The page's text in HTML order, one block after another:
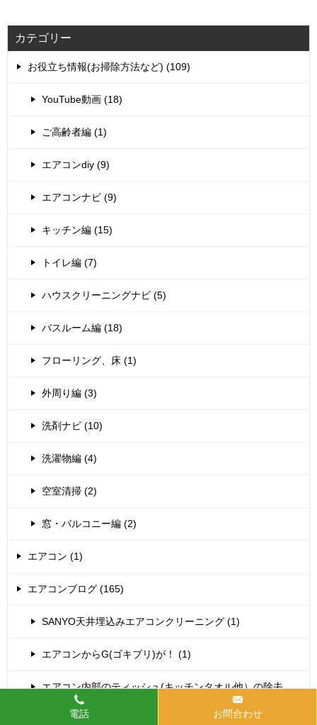
カテゴリー
お役立ち情報(お掃除方法など) (109)
YouTube動画 (18)
ご高齢者編 (1)
エアコンdiy (9)
エアコンナビ (9)
キッチン編 (15)
トイレ編 (7)
ハウスクリーニングナビ (5)
バスルーム編 (18)
フローリング、床 (1)
外周り編 (3)
洗剤ナビ (10)
洗濯物編 (4)
空室清掃 (2)
窓・バルコニー編 (2)
エアコン (1)
エアコンブログ (165)
SANYO天井埋込みエアコンクリーニング (1)
エアコンからG(ゴキブリ)が！ (1)
エアコン内部のティッシュ(キッチンタオル他）の除去
電話
お問合わせ